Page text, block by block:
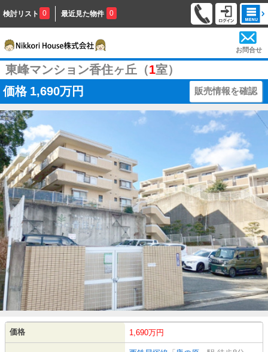
検討リスト 0 最近見た物件 0
お問合せ
東峰マンション香住ヶ丘（1室）
価格 1,690万円 販売情報を確認
価格 1,690万円